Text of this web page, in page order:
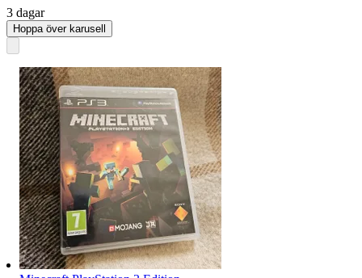
3 dagar
Hoppa över karusell